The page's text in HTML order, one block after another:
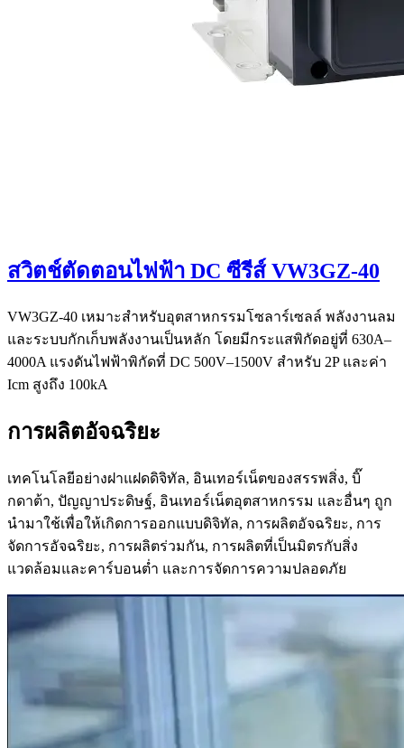
สวิตช์ตัดตอนไฟฟ้า DC ซีรีส์ VW3GZ-40
VW3GZ-40 เหมาะสำหรับอุตสาหกรรมโซลาร์เซลล์ พลังงานลม
และระบบกักเก็บพลังงานเป็นหลัก โดยมีกระแสพิกัดอยู่ที่ 630A–
4000A แรงดันไฟฟ้าพิกัดที่ DC 500V–1500V สำหรับ 2P และค่า
Icm สูงถึง 100kA
การผลิตอัจฉริยะ
เทคโนโลยีอย่างฝาแฝดดิจิทัล, อินเทอร์เน็ตของสรรพสิ่ง, บิ๊
กดาต้า, ปัญญาประดิษฐ์, อินเทอร์เน็ตอุตสาหกรรม และอื่นๆ ถูก
นำมาใช้เพื่อให้เกิดการออกแบบดิจิทัล, การผลิตอัจฉริยะ, การ
จัดการอัจฉริยะ, การผลิตร่วมกัน, การผลิตที่เป็นมิตรกับสิ่ง
แวดล้อมและคาร์บอนต่ำ และการจัดการความปลอดภัย